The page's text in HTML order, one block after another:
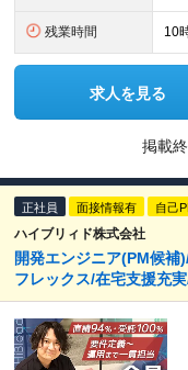
残業時間 10
求人を見る
掲載
正社員 面接情報有 自己
ハイブリィド株式会社
開発エンジニア(PM候
フレックス/在宅支援充